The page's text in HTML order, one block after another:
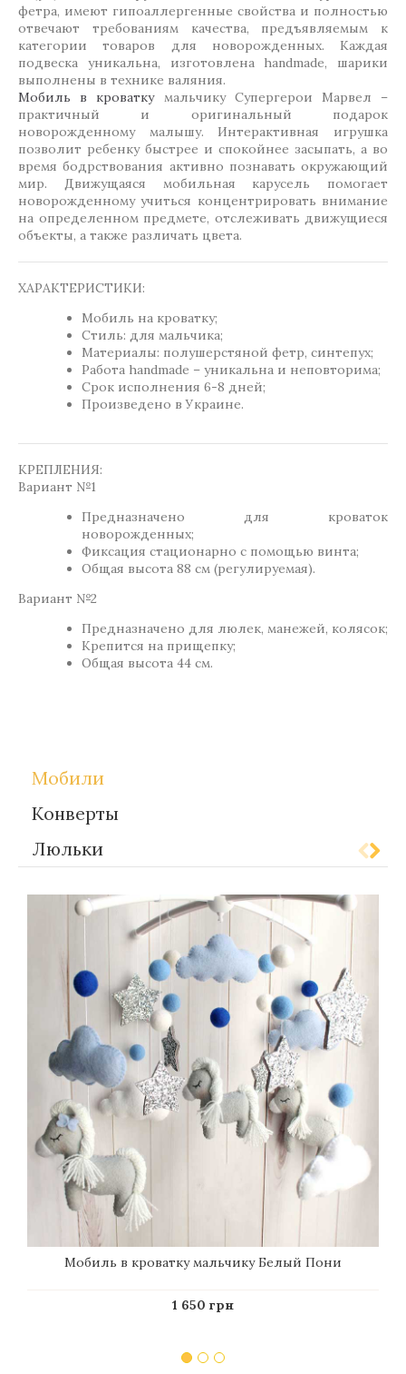
фетра, имеют гипоаллергенные свойства и полностью
отвечают требованиям качества, предъявляемым к
категории товаров для новорожденных. Каждая
подвеска уникальна, изготовлена handmade, шарики
выполнены в технике валяния.
Мобиль в кроваткумальчику Супергерои Марвел –
практичный и оригинальный подарок
новорожденному малышу. Интерактивная игрушка
позволит ребенку быстрее и спокойнее засыпать, а во
время бодрствования активно познавать окружающий
мир. Движущаяся мобильная карусель помогает
новорожденному учиться концентрировать внимание
на определенном предмете, отслеживать движущиеся
объекты, а также различать цвета.
ХАРАКТЕРИСТИКИ:
Мобиль на кроватку;
Стиль: для мальчика;
Материалы: полушерстяной фетр, синтепух;
Работа handmade – уникальна и неповторима;
Срок исполнения 6-8 дней;
Произведено в Украине.
КРЕПЛЕНИЯ:
Вариант №1
Предназначено для кроваток
новорожденных;
Фиксация стационарно с помощью винта;
Общая высота 88 см (регулируемая).
Вариант №2
Предназначено для люлек, манежей, колясок;
Крепится на прищепку;
Общая высота 44 см.
Мобили
Конверты
Люльки
Мобиль в кроватку мальчику Белый Пони
1 650 грн